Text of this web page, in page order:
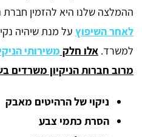
ההמלצה שלנו היא להזמין חברת
לאחר השיפוץ על מנת שיהיה
למשרד. אלו חלק משירותי
מרוב חברות הניקיון משרדים
ניקוי של הרהיטים מאבק
הסרת כתמי צבע